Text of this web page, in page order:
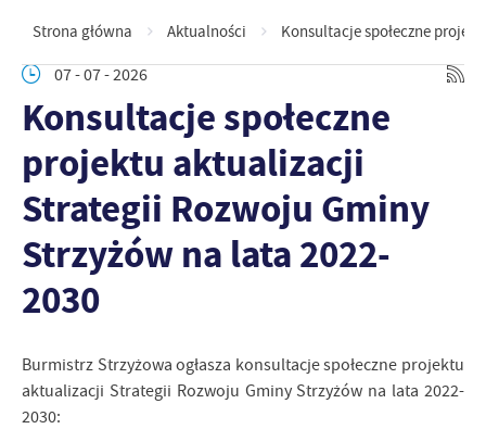
Strona główna Aktualności
Konsultacje społeczne
07 - 07 - 2026
Konsultacje społeczne
projektu aktualizacji
Strategii Rozwoju Gminy
Strzyżów na lata 2022-
2030
Burmistrz Strzyżowa ogłasza konsultacje społeczne projektu
aktualizacji Strategii Rozwoju Gminy Strzyżów na lata 2022-
2030: